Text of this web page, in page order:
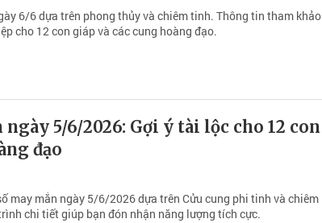
6/6 dựa trên phong thủy và chiêm tinh. Thông tin tham khảo
cho 12 con giáp và các cung hoàng đạo.
ngày 5/6/2026: Gợi ý tài lộc cho 12 con
đạo
may mắn ngày 5/6/2026 dựa trên Cửu cung phi tinh và chiêm
chi tiết giúp bạn đón nhận năng lượng tích cực.